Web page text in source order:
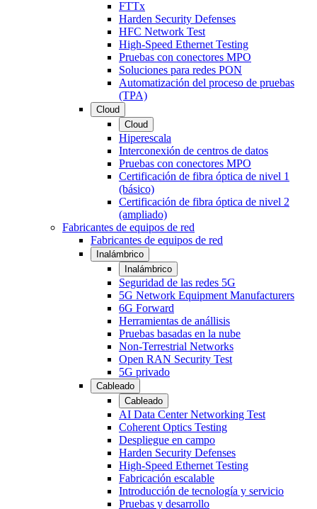
FTTx
Harden Security Defenses
HFC Network Test
High-Speed Ethernet Testing
Pruebas con conectores MPO
Soluciones para redes PON
Automatización del proceso de pruebas
(TPA)
Cloud
Cloud
Hiperescala
Interconexión de centros de datos
Pruebas con conectores MPO
Certificación de fibra óptica de nivel 1
(básico)
Certificación de fibra óptica de nivel 2
(ampliado)
Fabricantes de equipos de red
Fabricantes de equipos de red
Inalámbrico
Inalámbrico
Seguridad de las redes 5G
5G Network Equipment Manufacturers
6G Forward
Herramientas de anállisis
Pruebas basadas en la nube
Non-Terrestrial Networks
Open RAN Security Test
5G privado
Cableado
Cableado
AI Data Center Networking Test
Coherent Optics Testing
Despliegue en campo
Harden Security Defenses
High-Speed Ethernet Testing
Fabricación escalable
Introducción de tecnología y servicio
Pruebas y desarrollo